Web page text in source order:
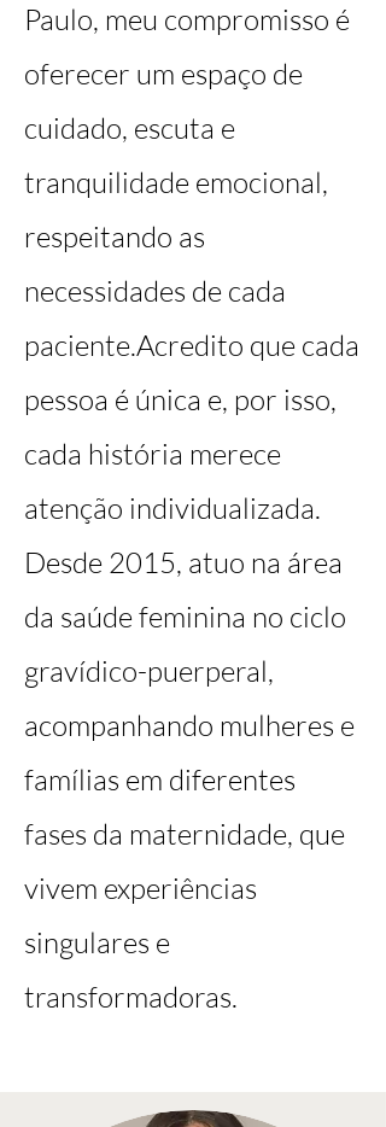
Paulo, meu compromisso é
oferecer um espaço de
cuidado, escuta e
tranquilidade emocional,
respeitando as
necessidades de cada
paciente.Acredito que cada
pessoa é única e, por isso,
cada história merece
atenção individualizada.
Desde 2015, atuo na área
da saúde feminina no ciclo
gravídico-puerperal,
acompanhando mulheres e
famílias em diferentes
fases da maternidade, que
vivem experiências
singulares e
transformadoras.